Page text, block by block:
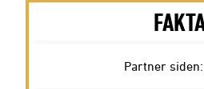
Partner